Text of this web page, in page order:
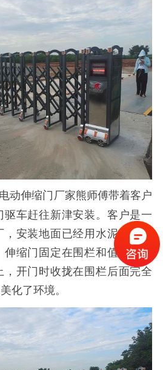
动伸缩门厂家熊师傅带着客户
车赶往新津安装。客户是一
安装地面已经用水泥铺平，
缩门固定在围栏和值班室之
，开门时收拢在围栏后面完全
化了环境。